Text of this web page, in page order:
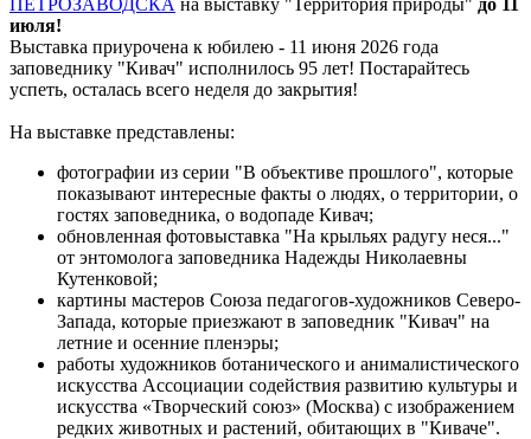
июля!
Выставка приурочена к юбилею - 11 июня 2026 года
заповеднику "Кивач" исполнилось 95 лет! Постарайтесь
успеть, осталась всего неделя до закрытия!
На выставке представлены:
фотографии из серии "В объективе прошлого", которые
показывают интересные факты о людях, о территории, о
гостях заповедника, о водопаде Кивач;
обновленная фотовыставка "На крыльях радугу неся..."
от энтомолога заповедника Надежды Николаевны
Кутенковой;
картины мастеров Союза педагогов-художников Северо-
Запада, которые приезжают в заповедник "Кивач" на
летние и осенние пленэры;
работы художников ботанического и анималистического
искусства Ассоциации содействия развитию культуры и
искусства «Творческий союз» (Москва) с изображением
редких животных и растений, обитающих в "Киваче".